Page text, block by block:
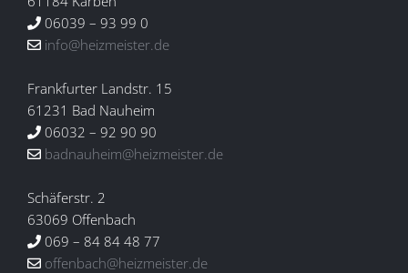
06039 – 93 99 0
info@heizmeister.de
Frankfurter Landstr. 15
61231 Bad Nauheim
06032 – 92 90 90
badnauheim@heizmeister.de
Schäferstr. 2
63069 Offenbach
069 – 84 84 48 77
offenbach@heizmeister.de